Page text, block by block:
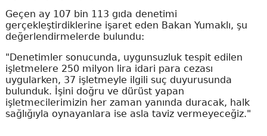
Geçen ay 107 bin 113 gıda denetimi
gerçekleştirdiklerine işaret eden Bakan Yumaklı, şu
değerlendirmelerde bulundu:
"Denetimler sonucunda, uygunsuzluk tespit edilen
işletmelere 250 milyon lira idari para cezası
uygularken, 37 işletmeyle ilgili suç duyurusunda
bulunduk. İşini doğru ve dürüst yapan
işletmecilerimizin her zaman yanında duracak, halk
sağlığıyla oynayanlara ise asla taviz vermeyeceğiz."